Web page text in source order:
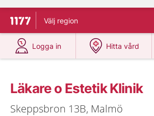
Till startsidan för 1177
Välj region
Logga in
på 1177.se
Hitta vård
på 1177.se
Läkare o Estetik Klinik
Skeppsbron 13B, Malmö